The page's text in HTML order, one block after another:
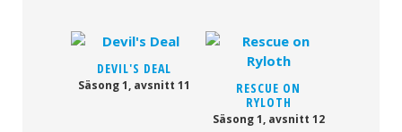
DEVIL'S DEAL
Säsong 1, avsnitt 11
RESCUE ON
RYLOTH
Säsong 1, avsnitt 12